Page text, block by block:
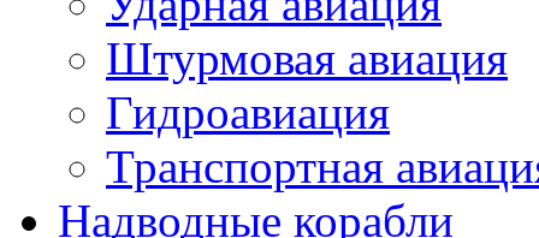
Штурмовая авиация
Гидроавиация
Транспортная
Надводные корабли